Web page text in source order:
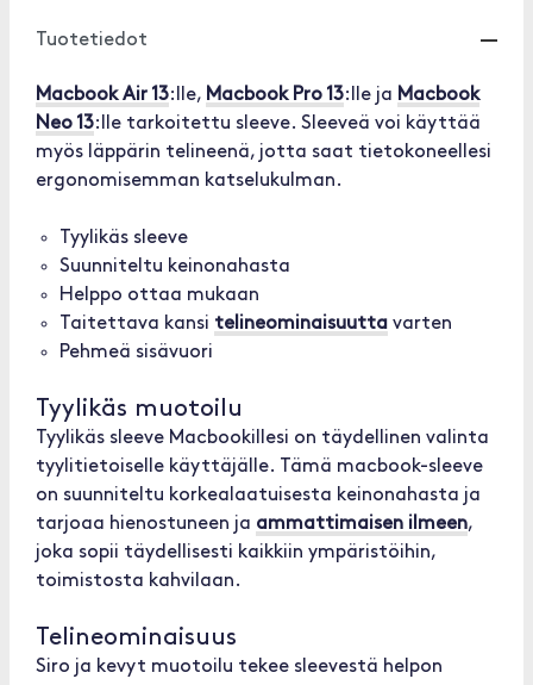
Tuotetiedot
Macbook Air 13:lle, Macbook Pro 13:lle ja Macbook
Neo 13:lle tarkoitettu sleeve. Sleeveä voi käyttää
myös läppärin telineenä, jotta saat tietokoneellesi
ergonomisemman katselukulman.
Tyylikäs sleeve
Suunniteltu keinonahasta
Helppo ottaa mukaan
Taitettava kansi telineominaisuutta varten
Pehmeä sisävuori
Tyylikäs muotoilu
Tyylikäs sleeve Macbookillesi on täydellinen valinta
tyylitietoiselle käyttäjälle. Tämä macbook-sleeve
on suunniteltu korkealaatuisesta keinonahasta ja
tarjoaa hienostuneen ja ammattimaisen ilmeen,
joka sopii täydellisesti kaikkiin ympäristöihin,
toimistosta kahvilaan.
Telineominaisuus
Siro ja kevyt muotoilu tekee sleevestä helpon